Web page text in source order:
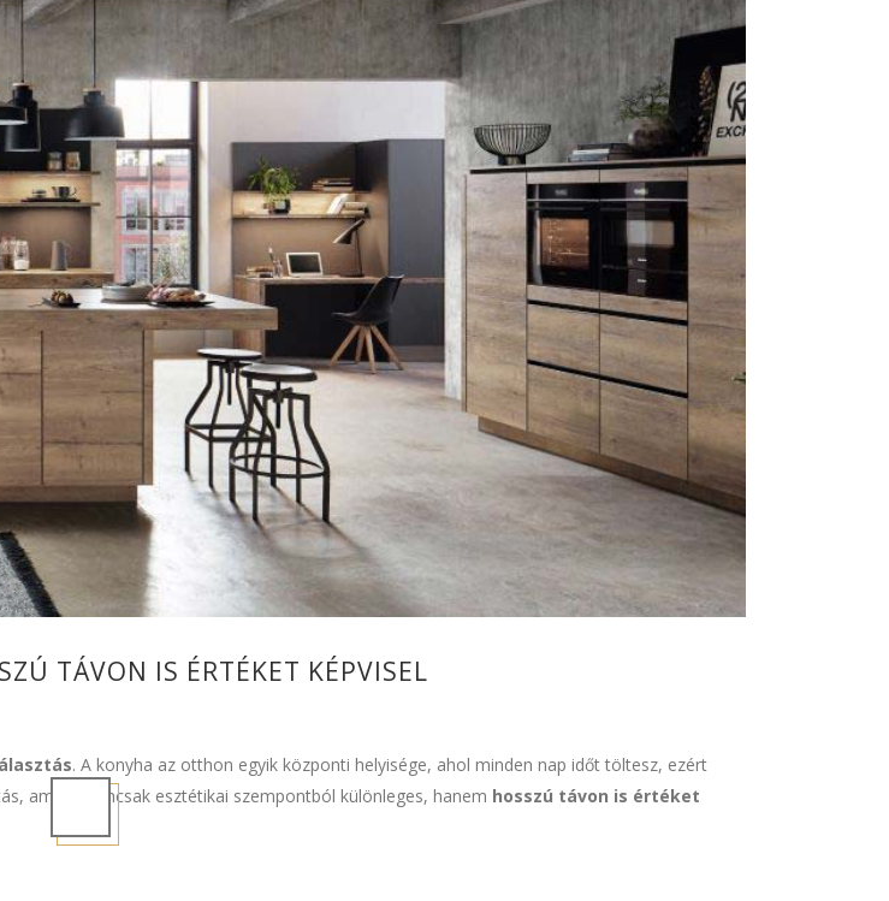
TÁVON IS ÉRTÉKET KÉPVISEL
. A konyha az otthon egyik központi helyisége, ahol minden nap időt töltesz, ezért
amely nemcsak esztétikai szempontból különleges, hanem hosszú távon is értéket